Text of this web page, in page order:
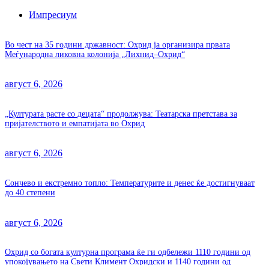
Импресиум
Во чест на 35 години државност: Охрид ја организира првата
Меѓународна ликовна колонија „Лихнид–Охрид“
август 6, 2026
„Културата расте со децата“ продолжува: Театарска претстава за
пријателството и емпатијата во Охрид
август 6, 2026
Сончево и екстремно топло: Температурите и денес ќе достигнуваат
до 40 степени
август 6, 2026
Охрид со богата културна програма ќе ги одбележи 1110 години од
упокојувањето на Свети Климент Охридски и 1140 години од